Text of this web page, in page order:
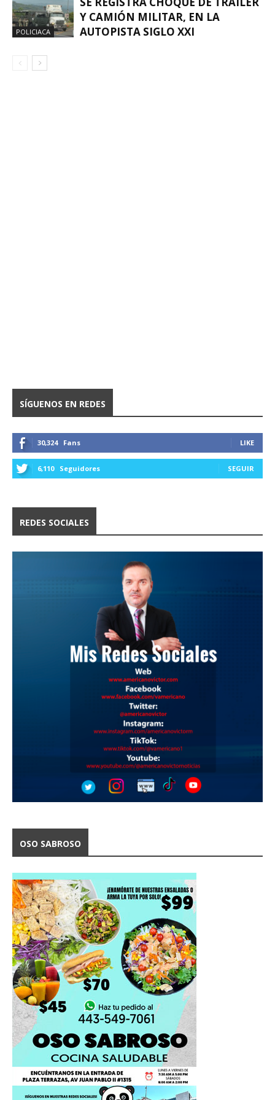
POLICIACA
Y CAMIÓN MILITAR, EN LA
AUTOPISTA SIGLO XXI
SÍGUENOS EN REDES
30,324 Fans LIKE
6,110 Seguidores SEGUIR
REDES SOCIALES
OSO SABROSO